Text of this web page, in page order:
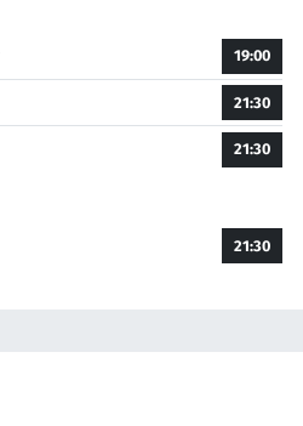
19:00
21:30
21:30
21:30